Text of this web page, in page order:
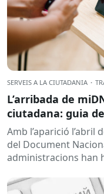
SERVEIS A LA CIUTADANIA ·
L’arribada de
ciutadana: guia
Amb l’aparició l’abril
del Document
administracions han